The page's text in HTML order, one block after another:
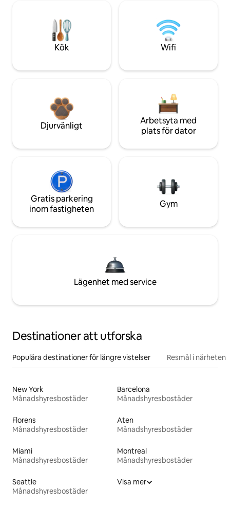
Kök Wifi
Djurvänligt
Arbetsyta med
plats för dator
Gratis parkering
inom fastigheten
Gym
Lägenhet med service
Destinationer att utforska
Populära destinationer för längre vistelser Resmål i närheten
New York
Månadshyresbostäder
Barcelona
Månadshyresbostäder
Florens
Månadshyresbostäder
Aten
Månadshyresbostäder
Miami
Månadshyresbostäder
Montreal
Månadshyresbostäder
Seattle
Månadshyresbostäder
Visa mer